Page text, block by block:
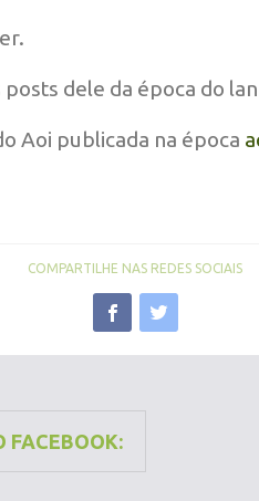
dele da época do
Aoi publicada na época
COMPARTILHE NAS REDES SOCIAIS
FACEBOOK: